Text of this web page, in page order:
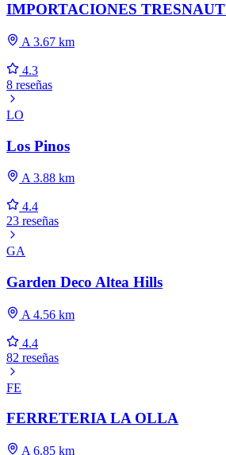
IMPORTACIONES
A 3.67 km
4.3
8 reseñas
LO
Los Pinos
A 3.88 km
4.4
23 reseñas
GA
Garden Deco Altea Hills
A 4.56 km
4.4
82 reseñas
FE
FERRETERIA LA OLLA
A 6.85 km